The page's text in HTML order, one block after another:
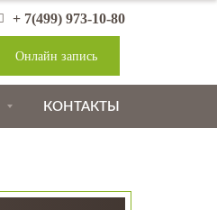
+ 7(499) 973-10-80
Онлайн запись
КОНТАКТЫ